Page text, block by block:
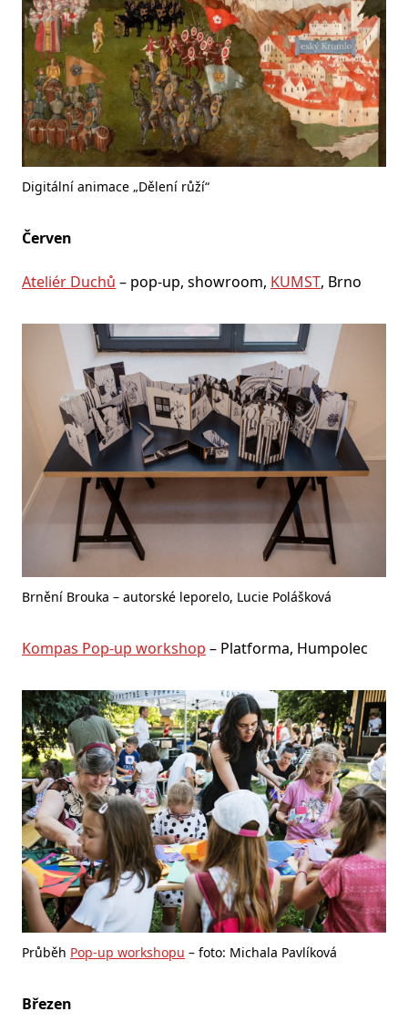
Digitální animace „Dělení růží“
Červen
Ateliér Duchů – pop-up, showroom, KUMST, Brno
Brnění Brouka – autorské leporelo, Lucie Polášková
Kompas Pop-up workshop – Platforma, Humpolec
Průběh Pop-up workshopu – foto: Michala Pavlíková
Březen